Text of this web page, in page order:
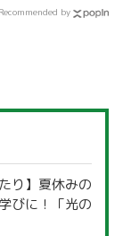
Recommended by
り】夏休みの
びに！「光の